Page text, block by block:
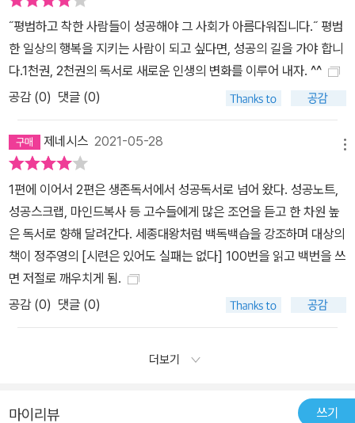
˝평범하고 착한 사람들이 성공해야 그 사회가 아름다워집니다.˝ 평범
한 일상의 행복을 지키는 사람이 되고 싶다면, 성공의 길을 가야 합니
다.1천권, 2천권의 독서로 새로운 인생의 변화를 이루어 내자. ^^
공감 (0) 댓글 (0)
제네시스 2021-05-28
1편에 이어서 2편은 생존독서에서 성공독서로 넘어 왔다. 성공노트,
성공스크랩, 마인드복사 등 고수들에게 많은 조언을 듣고 한 차원 높
은 독서로 향해 달려간다. 세종대왕처럼 백독백습을 강조하며 대상의
책이 정주영의 [시련은 있어도 실패는 없다] 100번을 읽고 백번을 쓰
면 저절로 깨우치게 됨.
공감 (0) 댓글 (0)
더보기
마이리뷰 쓰기